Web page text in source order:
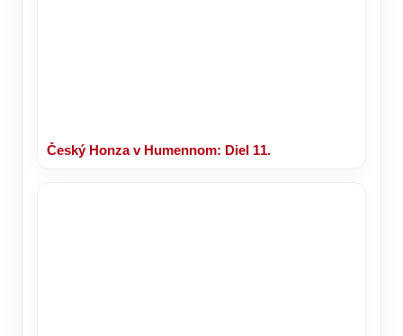
Český Honza v Humennom: Diel 11.